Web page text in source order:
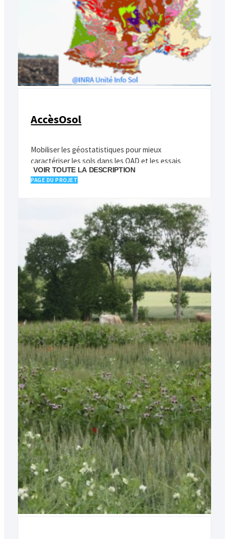
AccèsOsol
Mobiliser les géostatistiques pour mieux
caractériser les sols dans les OAD et les essais
agronomiques
VOIR TOUTE LA DESCRIPTION
PAGE DU PROJET